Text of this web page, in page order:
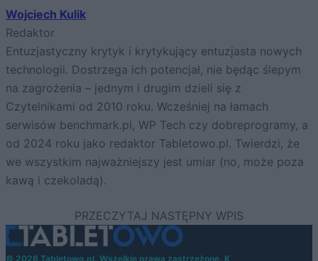
Wojciech Kulik
Redaktor
Entuzjastyczny krytyk i krytykujący entuzjasta nowych
technologii. Dostrzega ich potencjał, nie będąc ślepym
na zagrożenia – jednym i drugim dzieli się z
Czytelnikami od 2010 roku. Wcześniej na łamach
serwisów benchmark.pl, WP Tech czy dobreprogramy, a
od 2024 roku jako redaktor Tabletowo.pl. Twierdzi, że
we wszystkim najważniejszy jest umiar (no, może poza
kawą i czekoladą).
© 2026 Tabletowo.pl. Wszelkie prawa zastrzeżone. K